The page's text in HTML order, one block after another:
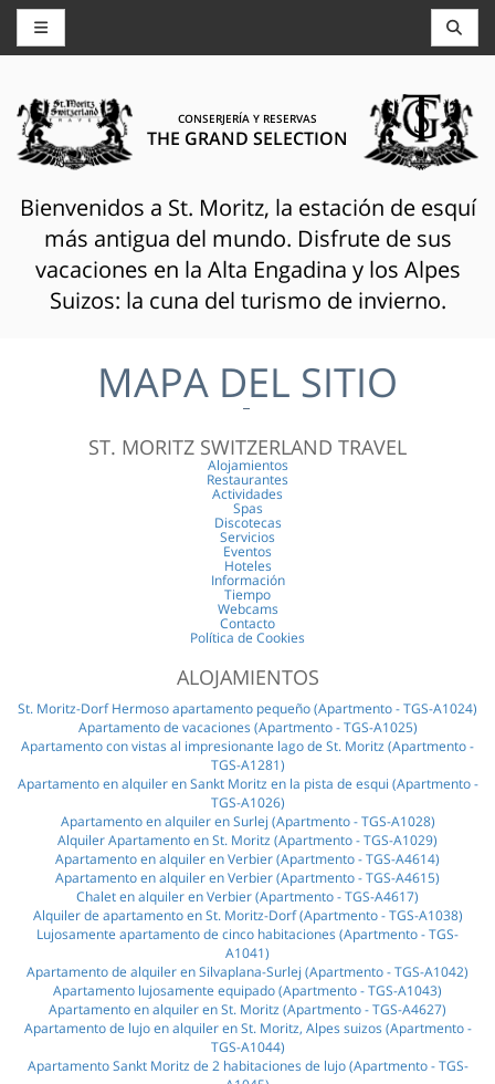
CONSERJERÍA Y RESERVAS
THE GRAND SELECTION
Bienvenidos a St. Moritz, la estación de esquí
más antigua del mundo. Disfrute de sus
vacaciones en la Alta Engadina y los Alpes
Suizos: la cuna del turismo de invierno.
MAPA DEL SITIO
ST. MORITZ SWITZERLAND TRAVEL
Alojamientos
Restaurantes
Actividades
Spas
Discotecas
Servicios
Eventos
Hoteles
Información
Tiempo
Webcams
Contacto
Política de Cookies
ALOJAMIENTOS
St. Moritz-Dorf Hermoso apartamento pequeño (Apartmento - TGS-A1024)
Apartamento de vacaciones (Apartmento - TGS-A1025)
Apartamento con vistas al impresionante lago de St. Moritz (Apartmento -
TGS-A1281)
Apartamento en alquiler en Sankt Moritz en la pista de esqui (Apartmento -
TGS-A1026)
Apartamento en alquiler en Surlej (Apartmento - TGS-A1028)
Alquiler Apartamento en St. Moritz (Apartmento - TGS-A1029)
Apartamento en alquiler en Verbier (Apartmento - TGS-A4614)
Apartamento en alquiler en Verbier (Apartmento - TGS-A4615)
Chalet en alquiler en Verbier (Apartmento - TGS-A4617)
Alquiler de apartamento en St. Moritz-Dorf (Apartmento - TGS-A1038)
Lujosamente apartamento de cinco habitaciones (Apartmento - TGS-
A1041)
Apartamento de alquiler en Silvaplana-Surlej (Apartmento - TGS-A1042)
Apartamento lujosamente equipado (Apartmento - TGS-A1043)
Apartamento en alquiler en St. Moritz (Apartmento - TGS-A4627)
Apartamento de lujo en alquiler en St. Moritz, Alpes suizos (Apartmento -
TGS-A1044)
Apartamento Sankt Moritz de 2 habitaciones de lujo (Apartmento - TGS-